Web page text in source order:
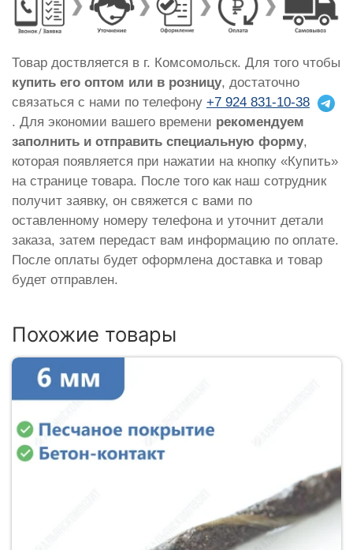
Товар доствляется в г. Комсомольск. Для того чтобы
купить его оптом или в розницу, достаточно
связаться с нами по телефону +7 924 831-10-38
. Для экономии вашего времени рекомендуем
заполнить и отправить специальную форму,
которая появляется при нажатии на кнопку «Купить»
на странице товара. После того как наш сотрудник
получит заявку, он свяжется с вами по
оставленному номеру телефона и уточнит детали
заказа, затем передаст вам информацию по оплате.
После оплаты будет оформлена доставка и товар
будет отправлен.
Похожие товары